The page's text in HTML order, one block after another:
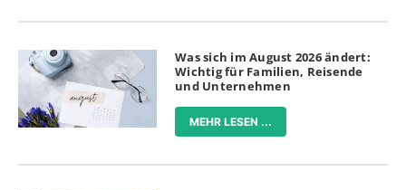
Was sich im August 2026 ändert:
Wichtig für Familien, Reisende
und Unternehmen
MEHR LESEN ...